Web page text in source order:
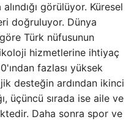
görülüyor. Küresel
doğruluyor. Dünya
Türk nüfusunun
hizmetlerine ihtiyaç
fazlası yüksek
desteğin ardından ikinci
üçüncü sırada ise aile ve
Daha sonra spor ve